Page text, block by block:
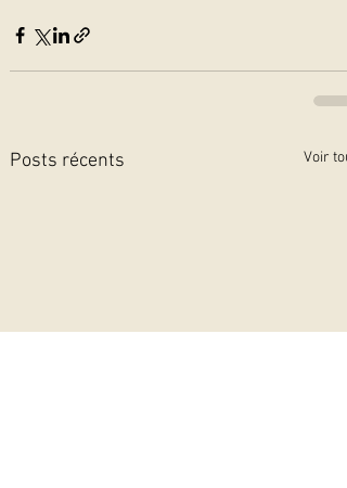
Posts récents Voir tout